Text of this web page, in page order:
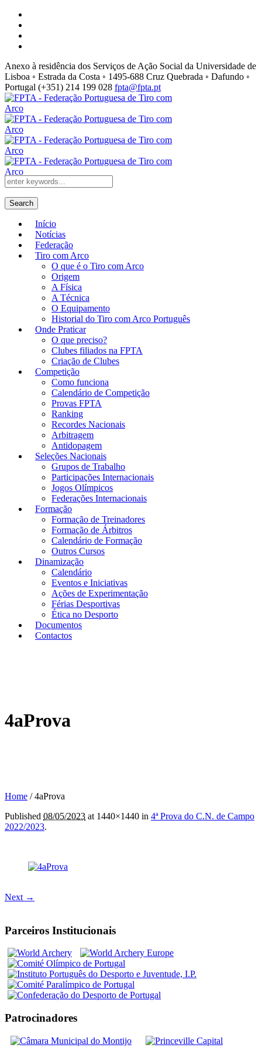
Anexo à residência dos Serviços de Ação Social da Universidade de
Lisboa ◦ Estrada da Costa ◦ 1495-688 Cruz Quebrada ◦ Dafundo ◦
Portugal (+351) 214 199 028 fpta@fpta.pt
Search
Início
Notícias
Federação
Tiro com Arco
O que é o Tiro com Arco
Origem
A Física
A Técnica
O Equipamento
Historial do Tiro com Arco Português
Onde Praticar
O que preciso?
Clubes filiados na FPTA
Criação de Clubes
Competição
Como funciona
Calendário de Competição
Provas FPTA
Ranking
Recordes Nacionais
Arbitragem
Antidopagem
Seleções Nacionais
Grupos de Trabalho
Participações Internacionais
Jogos Olímpicos
Federações Internacionais
Formação
Formação de Treinadores
Formação de Árbitros
Calendário de Formação
Outros Cursos
Dinamização
Calendário
Eventos e Iniciativas
Ações de Experimentação
Férias Desportivas
Ética no Desporto
Documentos
Contactos
4aProva
Home /4aProva
Published 08/05/2023 at 1440×1440 in 4ª Prova do C.N. de Campo
2022/2023.
Next →
Parceiros Institucionais
Patrocinadores